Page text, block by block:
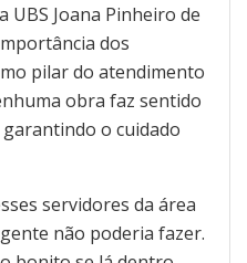
UBS Joana Pinheiro de
dos
pilar do atendimento
obra faz sentido
o cuidado
servidores da área
não poderia fazer.